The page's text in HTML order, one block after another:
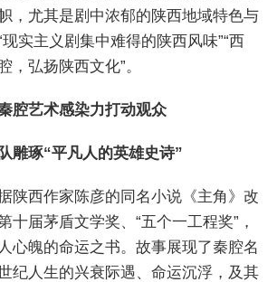
，尤其是剧中浓郁的陕西地域特色与
实主义剧集中难得的陕西风味”“西
，弘扬陕西文化”。
腔艺术感染力打动观众
雕琢“平凡人的英雄史诗”
西作家陈彦的同名小说《主角》改
十届茅盾文学奖、“五个一工程奖”，
心魄的命运之书。故事展现了秦腔名
纪人生的兴衰际遇、命运沉浮，及其